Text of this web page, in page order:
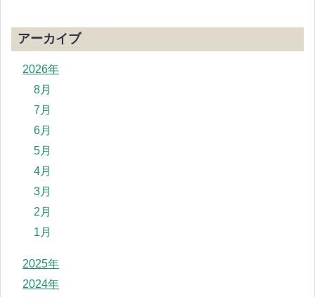
アーカイブ
2026年
8月
7月
6月
5月
4月
3月
2月
1月
2025年
2024年